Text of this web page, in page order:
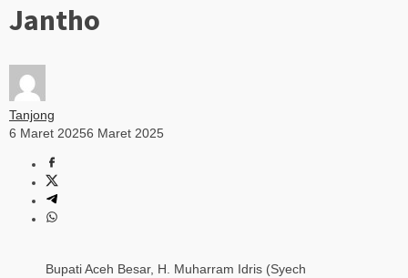
Jantho
Tanjong
6 Maret 20256 Maret 2025
Bupati Aceh Besar, H. Muharram Idris (Syech